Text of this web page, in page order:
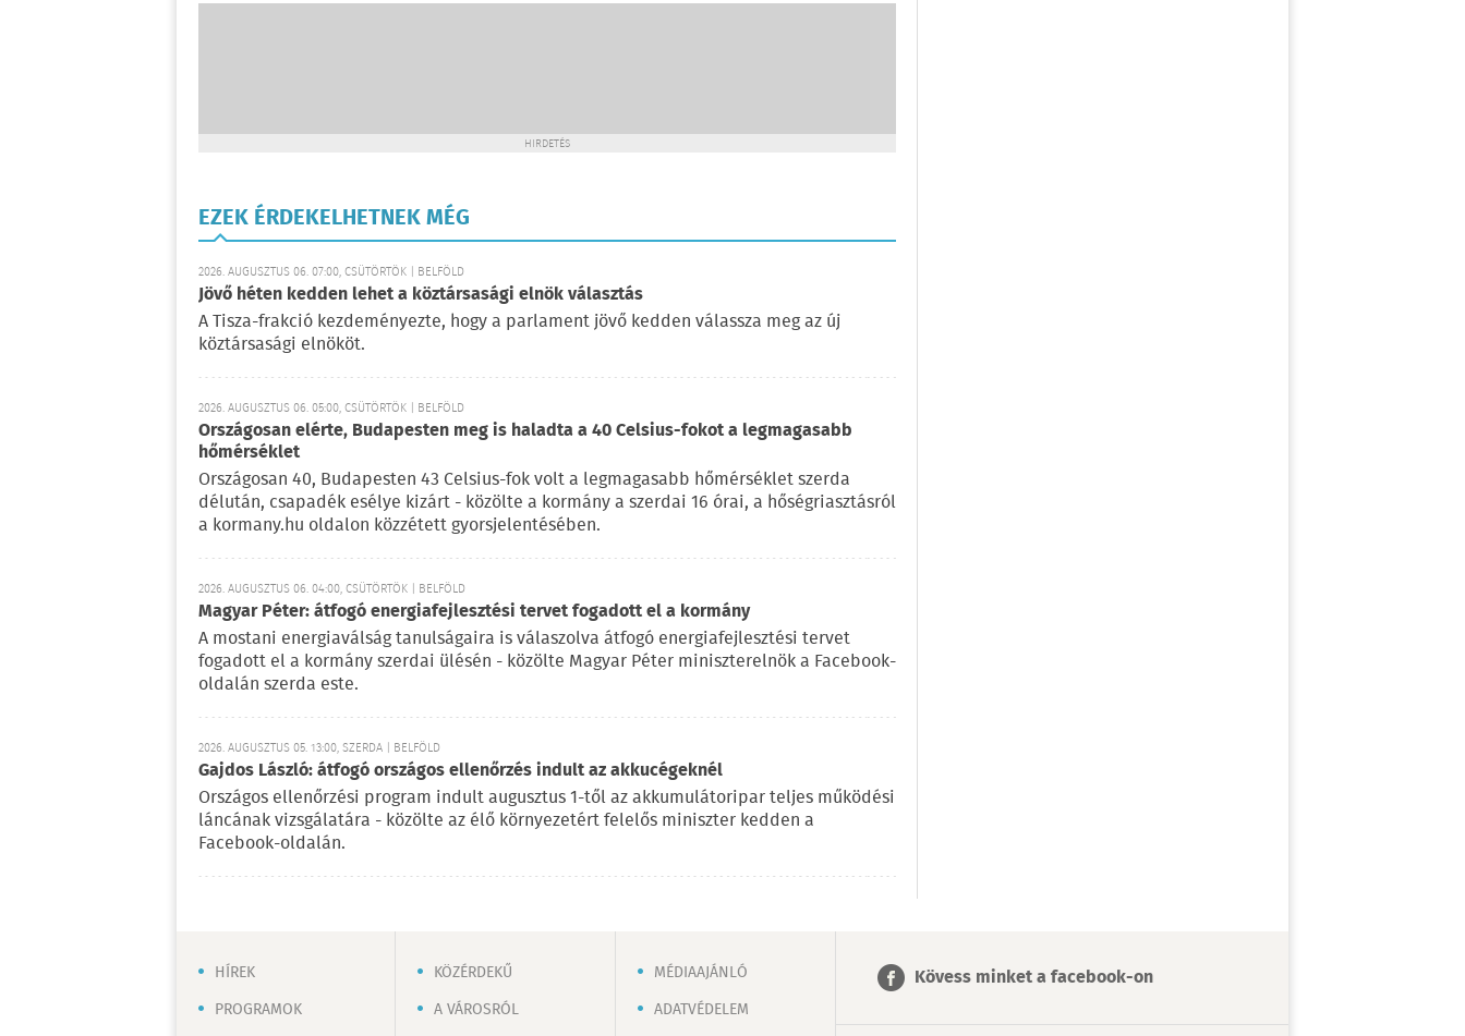
HIRDETÉS
EZEK ÉRDEKELHETNEK MÉG
2026. AUGUSZTUS 06. 07:00, CSÜTÖRTÖK | BELFÖLD
Jövő héten kedden lehet a köztársasági elnök választás
A Tisza-frakció kezdeményezte, hogy a parlament jövő kedden válassza meg az új
köztársasági elnököt.
2026. AUGUSZTUS 06. 05:00, CSÜTÖRTÖK | BELFÖLD
Országosan elérte, Budapesten meg is haladta a 40 Celsius-fokot a legmagasabb
hőmérséklet
Országosan 40, Budapesten 43 Celsius-fok volt a legmagasabb hőmérséklet szerda
délután, csapadék esélye kizárt - közölte a kormány a szerdai 16 órai, a hőségriasztásról
a kormany.hu oldalon közzétett gyorsjelentésében.
2026. AUGUSZTUS 06. 04:00, CSÜTÖRTÖK | BELFÖLD
Magyar Péter: átfogó energiafejlesztési tervet fogadott el a kormány
A mostani energiaválság tanulságaira is válaszolva átfogó energiafejlesztési tervet
fogadott el a kormány szerdai ülésén - közölte Magyar Péter miniszterelnök a Facebook-
oldalán szerda este.
2026. AUGUSZTUS 05. 13:00, SZERDA | BELFÖLD
Gajdos László: átfogó országos ellenőrzés indult az akkucégeknél
Országos ellenőrzési program indult augusztus 1-től az akkumulátoripar teljes működési
láncának vizsgálatára - közölte az élő környezetért felelős miniszter kedden a
Facebook-oldalán.
HÍREK
PROGRAMOK
KÖZÉRDEKŰ
A VÁROSRÓL
MÉDIAAJÁNLÓ
ADATVÉDELEM
Kövess minket a facebook-on